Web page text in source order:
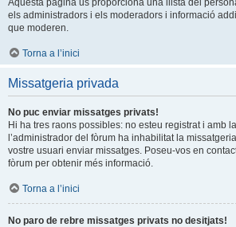
Aquesta pàgina us proporciona una llista del
els administradors i els moderadors i informació
que moderen.
Torna a l’inici
Missatgeria privada
No puc enviar missatges privats!
Hi ha tres raons possibles: no esteu registrat i amb
l’administrador del fòrum ha inhabilitat la
vostre usuari enviar missatges. Poseu-vos en
fòrum per obtenir més informació.
Torna a l’inici
No paro de rebre missatges privats no desitjats!